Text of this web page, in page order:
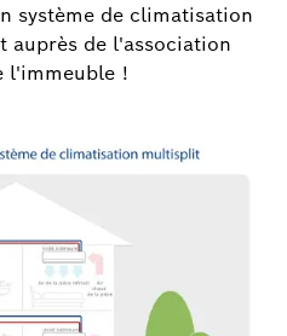
système de climatisation
auprès de l'association
l'immeuble !